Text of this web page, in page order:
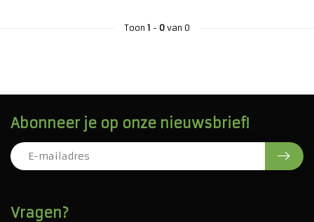
Toon 1 - 0van 0
Vragen?
Abonneer je op onze nieuwsbrief!